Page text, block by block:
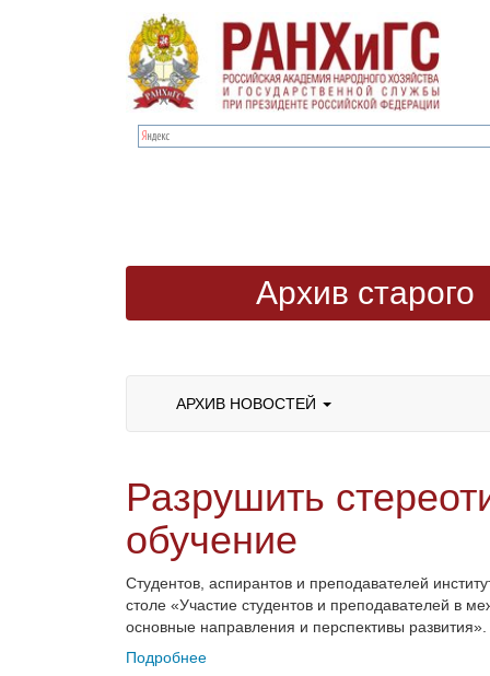
Архив старого
АРХИВ НОВОСТЕЙ
Разрушить
обучение
Студентов, аспирантов и преподавателей
столе «Участие студентов и преподавателей в
основные направления и перспективы развития».
Подробнее